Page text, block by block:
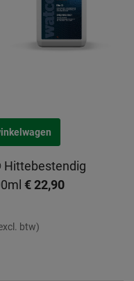
Hittebestendig
€ 22,90
btw)